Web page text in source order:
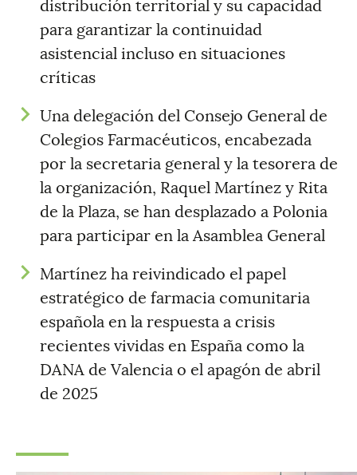
distribución territorial y su capacidad
para garantizar la continuidad
asistencial incluso en situaciones
críticas
Una delegación del Consejo General de
Colegios Farmacéuticos, encabezada
por la secretaria general y la tesorera de
la organización, Raquel Martínez y Rita
de la Plaza, se han desplazado a Polonia
para participar en la Asamblea General
Martínez ha reivindicado el papel
estratégico de farmacia comunitaria
española en la respuesta a crisis
recientes vividas en España como la
DANA de Valencia o el apagón de abril
de 2025